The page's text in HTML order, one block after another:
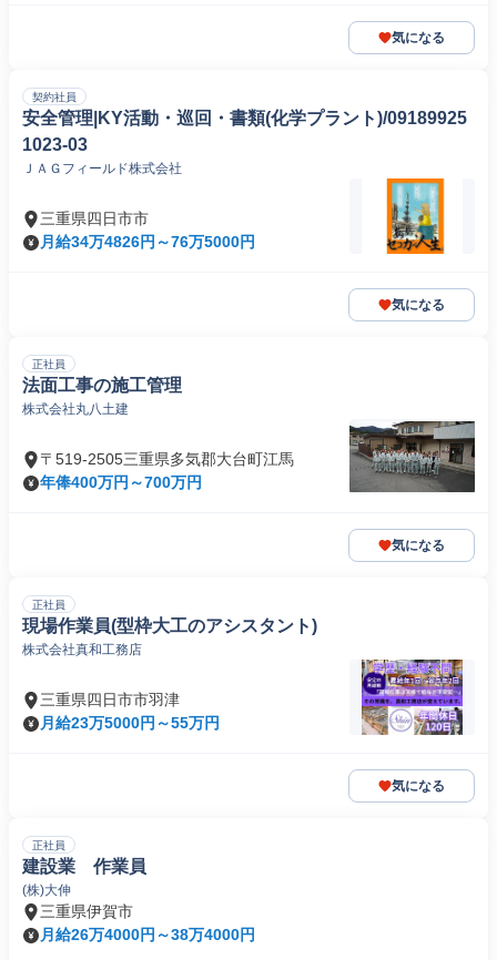
気になる
契約社員
安全管理|KY活動・巡回・書類(化学プラント)/09189925
1023-03
ＪＡＧフィールド株式会社
三重県四日市市
月給34万4826円～76万5000円
気になる
正社員
法面工事の施工管理
株式会社丸八土建
〒519-2505三重県多気郡大台町江馬
年俸400万円～700万円
気になる
正社員
現場作業員(型枠大工のアシスタント)
株式会社真和工務店
三重県四日市市羽津
月給23万5000円～55万円
気になる
正社員
建設業 作業員
(株)大伸
三重県伊賀市
月給26万4000円～38万4000円